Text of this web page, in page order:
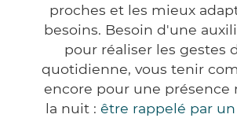
proches et les mieux
besoins. Besoin d'une
pour réaliser les gestes
quotidienne, vous tenir
encore pour une présence
la nuit : être rappelé par